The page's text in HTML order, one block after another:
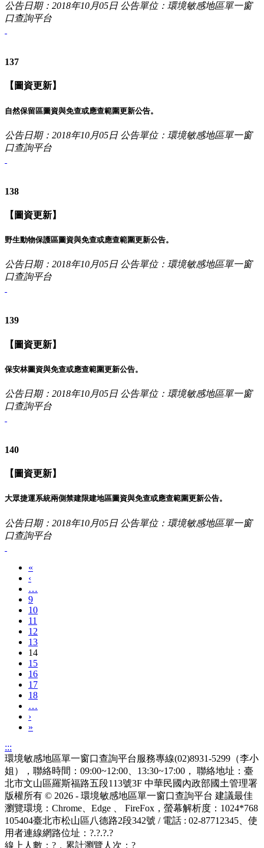
公告日期：2018年10月05日 公告單位：環境敏感地區單一窗
口查詢平台
137
【圖資更新】
自然保留區圖資與免查或應查範圍更新公告。
公告日期：2018年10月05日 公告單位：環境敏感地區單一窗
口查詢平台
138
【圖資更新】
野生動物保護區圖資與免查或應查範圍更新公告。
公告日期：2018年10月05日 公告單位：環境敏感地區單一窗
口查詢平台
139
【圖資更新】
保安林圖資與免查或應查範圍更新公告。
公告日期：2018年10月05日 公告單位：環境敏感地區單一窗
口查詢平台
140
【圖資更新】
大眾捷運系統兩側禁建限建地區圖資與免查或應查範圍更新公告。
公告日期：2018年10月05日 公告單位：環境敏感地區單一窗
口查詢平台
«
‹
…
9
10
11
12
13
14
15
16
17
18
…
›
»
:::
環境敏感地區單一窗口查詢平台服務專線(02)8931-5299（李小
姐），聯絡時間：09:00~12:00、13:30~17:00， 聯絡地址：臺
北市文山區羅斯福路五段113號3F 中華民國內政部國土管理署
版權所有 © 2026 - 環境敏感地區單一窗口查詢平台 建議最佳
瀏覽環境：Chrome、Edge 、 FireFox，螢幕解析度：1024*768
105404臺北市松山區八德路2段342號 / 電話 : 02-87712345 、使
用者連線網路位址：?.?.?.?
線上人數： ? ，累計瀏覽人次： ?